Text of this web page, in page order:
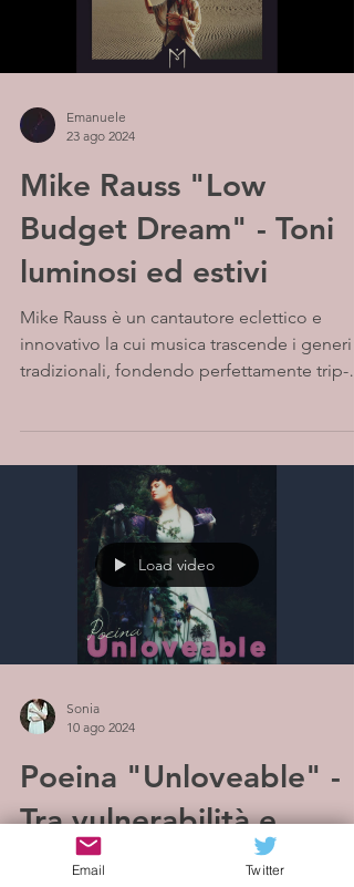
Emanuele
23 ago 2024
Mike Rauss "Low
Budget Dream" - Toni
luminosi ed estivi
Mike Rauss è un cantautore eclettico e
innovativo la cui musica trascende i generi
tradizionali, fondendo perfettamente trip-
Load video
Sonia
10 ago 2024
Poeina "Unloveable" -
Tra vulnerabilità e
redenzione
Email Twitter